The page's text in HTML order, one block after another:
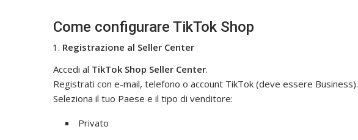
Come configurare TikTok Shop
Registrazione al Seller Center
Accedi al TikTok Shop Seller Center.
Registrati con e-mail, telefono o account TikTok (deve essere Business).
Seleziona il tuo Paese e il tipo di venditore:
Privato